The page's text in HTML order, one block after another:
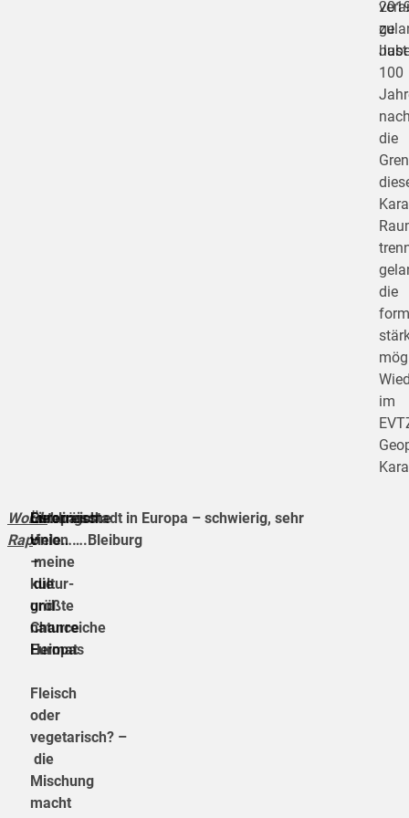
Just
100
die
die
im
zu
Word-
Rap:
Österreich
–
meine
kultur-
und
naturreiche
Heimat
Europäische
Union
–
die
größte
Chance
Europas
Fleisch
oder
vegetarisch? –
die
Mischung
macht
Lieblingsstadt in Europa – schwierig, sehr
viele…….Bleiburg